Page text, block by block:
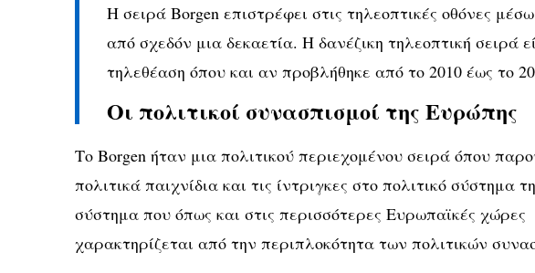
Η σειρά Borgen επιστρέφει στις τηλεοπτικές οθόνες
από σχεδόν μια δεκαετία. Η δανέζικη τηλεοπτική σειρά
τηλεθέαση όπου και αν προβλήθηκε από το 2010 έως το
Οι πολιτικοί συνασπισμοί της Ευρώπης
Το Borgen ήταν μια πολιτικού περιεχομένου σειρά όπου
πολιτικά παιχνίδια και τις ίντριγκες στο πολιτικό σύστημα
σύστημα που όπως και στις περισσότερες Ευρωπαϊκές χώρες
χαρακτηρίζεται από την περιπλοκότητα των πολιτικών